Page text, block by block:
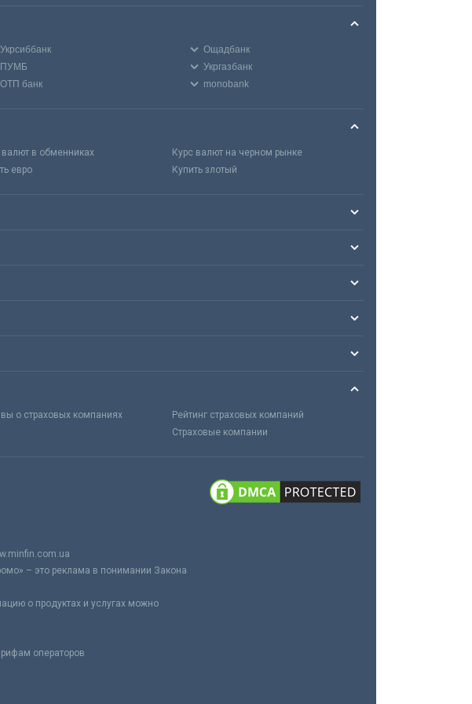
Укрсиббанк
Ощадбанк
ПУМБ
Укргазбанк
ОТП банк monobank
валют в обменниках
Курс валют на черном рынке
евро Купить злотый
о страховых компаниях
Рейтинг страховых компаний
Страховые компании
– это реклама в понимании Закона
о продуктах и услугах можно
операторов